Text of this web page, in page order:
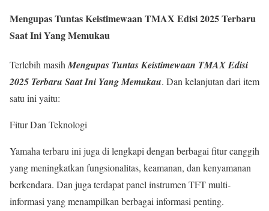
Mengupas Tuntas Keistimewaan TMAX Edisi 2025 Terbaru
Saat Ini Yang Memukau
Terlebih masih Mengupas Tuntas Keistimewaan TMAX Edisi
2025 Terbaru Saat Ini Yang Memukau. Dan kelanjutan dari item
satu ini yaitu:
Fitur Dan Teknologi
Yamaha terbaru ini juga di lengkapi dengan berbagai fitur canggih
yang meningkatkan fungsionalitas, keamanan, dan kenyamanan
berkendara. Dan juga terdapat panel instrumen TFT multi-
informasi yang menampilkan berbagai informasi penting.